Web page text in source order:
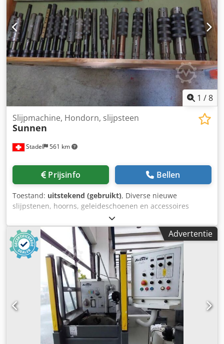
1 /8
Stadel 561 km
Slijpmachine, Hondorn, slijpsteen
Sunnen
Prijsinfo Bellen
Toestand: uitstekend (gebruikt), Diverse nieuwe
slijpstenen, hoorns, geleideschoenen en accessoires
Sunnen. Gebruikte slijpstenen Sunnen, PG800-EM
Dwodpfx Ahsigvras Aea
Advertentie